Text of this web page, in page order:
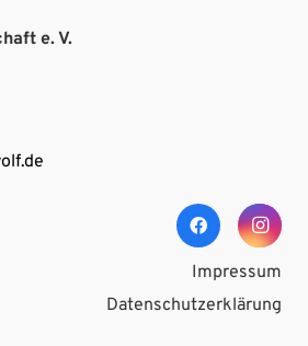
e. V.
Impressum
Datenschutzerklärung